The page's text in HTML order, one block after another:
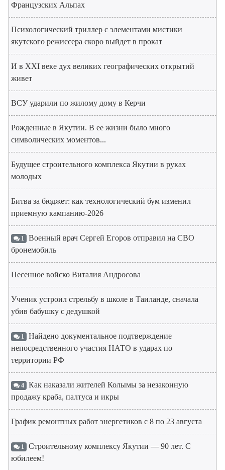
Французских Альпах
Психологический триллер с элементами мистики
якутского режиссера скоро выйдет в прокат
И в XXI веке дух великих географических открытий
живет
ВСУ ударили по жилому дому в Керчи
Рожденные в Якутии. В ее жизни было много
символических моментов...
Будущее строительного комплекса Якутии в руках
молодых
Битва за бюджет: как технологический бум изменил
приемную кампанию-2026
1 Военный врач Сергей Егоров отправил на СВО
бронемобиль
Песенное войско Виталия Андросова
Ученик устроил стрельбу в школе в Таиланде, сначала
убив бабушку с дедушкой
1 Найдено документальное подтверждение
непосредственного участия НАТО в ударах по
территории РФ
4 Как наказали жителей Колымы за незаконную
продажу краба, палтуса и икры
График ремонтных работ энергетиков с 8 по 23 августа
1 Строительному комплексу Якутии — 90 лет. С
юбилеем!